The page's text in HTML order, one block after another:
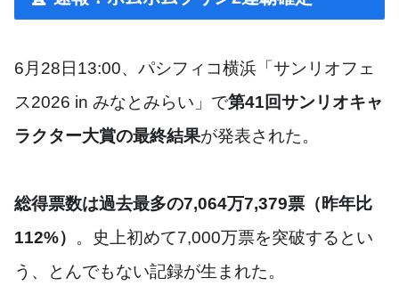
6月28日13:00、パシフィコ横浜「サンリオフェ
ス2026 in みなとみらい」で第41回サンリオキャ
ラクター大賞の最終結果が発表された。
総得票数は過去最多の7,064万7,379票（昨年比
112%） 。史上初めて7,000万票を突破するとい
う、とんでもない記録が生まれた。